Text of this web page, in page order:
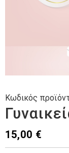
15,00 €
Κωδικός